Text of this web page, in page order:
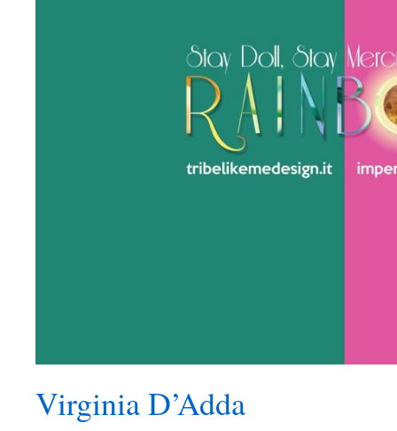
Virginia D’Adda